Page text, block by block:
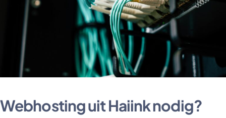
Webhosting uit Haiink nodig?